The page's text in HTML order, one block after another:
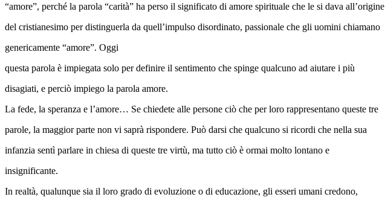
“amore”, perché la parola “carità” ha perso il significato di amore spirituale che le si dava all’origine
del cristianesimo per distinguerla da quell’impulso disordinato, passionale che gli uomini chiamano
genericamente “amore”. Oggi
questa parola è impiegata solo per definire il sentimento che spinge qualcuno ad aiutare i più
disagiati, e perciò impiego la parola amore.
La fede, la speranza e l’amore… Se chiedete alle persone ciò che per loro rappresentano queste tre
parole, la maggior parte non vi saprà rispondere. Può darsi che qualcuno si ricordi che nella sua
infanzia sentì parlare in chiesa di queste tre virtù, ma tutto ciò è ormai molto lontano e
insignificante.
In realtà, qualunque sia il loro grado di evoluzione o di educazione, gli esseri umani credono,